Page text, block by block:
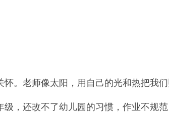
。老师像太阳，用自己的光和热把我们
，还改不了幼儿园的习惯，作业不规